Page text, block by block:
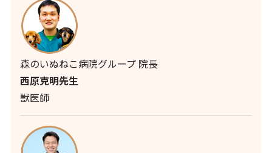
森のいぬねこ病院グループ 院長
西原克明先生
獣医師